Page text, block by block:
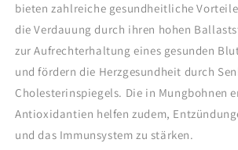
bieten zahlreiche gesundheitliche
die Verdauung durch ihren hohen
zur Aufrechterhaltung eines gesunden
und fördern die Herzgesundheit durch
Cholesterinspiegels. Die in Mungbohnen
Antioxidantien helfen zudem,
und das Immunsystem zu stärken.